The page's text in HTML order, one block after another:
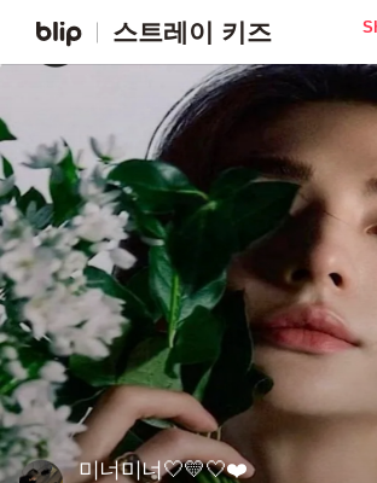
스트레이 키즈
미너미너🤍💛🤍❤️